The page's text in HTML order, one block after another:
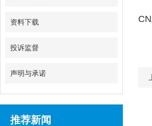
资料下载
投诉监督
声明与承诺
推荐新闻